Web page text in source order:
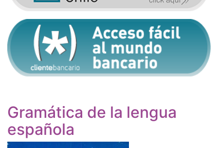
Gramática de la lengua
española